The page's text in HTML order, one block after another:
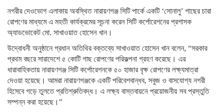
নগরীর দেওভোগ এলাকায় অবস্থিত নারায়ণগঞ্জ সিটি পার্কে একটি ‘সোনালু’ গাছের চারা
রোপণের মাধ্যমে এ মহতী কার্যক্রমের সূচনা করেন সিটি কর্পোরেশনের প্রশাসক
অ্যাডভোকেট মো. সাখাওয়াত হোসেন খান।
উদ্বোধনী অনুষ্ঠানে প্রধান অতিথির বক্তব্যে সাখাওয়াত হোসেন খান বলেন, “সরকার
প্রথম বছরে সারাদেশে ৫ কোটি গাছ রোপণের পরিকল্পনা গ্রহণ করেছে। এর
ধারাবাহিকতায় নারায়ণগঞ্জ সিটি কর্পোরেশনকে ৫০ হাজার বৃক্ষ রোপণের লক্ষ্যমাত্রা
দেওয়া হয়েছে। আমরা নারায়ণগঞ্জকে একটি পরিবেশবান্ধব, সবুজ ও বাসযোগ্য নগরী
হিসেবে গড়ে তুলতে প্রতিশ্রুতিবদ্ধ। এ লক্ষ্য বাস্তবায়নে প্রয়োজনীয় সব প্রস্তুতি
সম্পন্ন করা হয়েছে।”